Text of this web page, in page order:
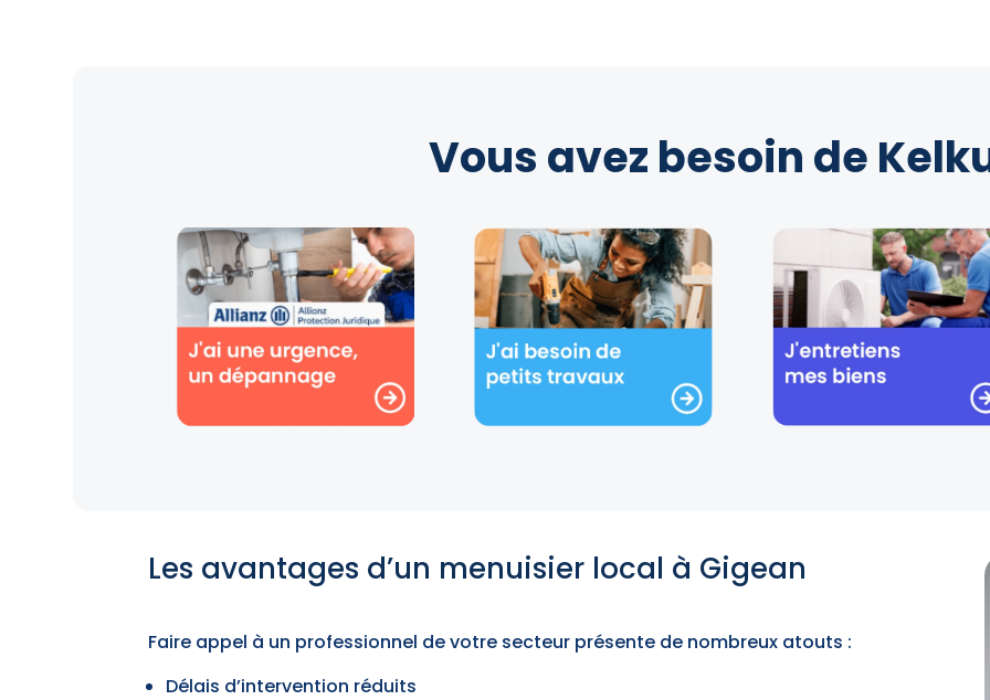
Vous avez besoin de
Les avantages d’un menuisier local à Gigean
Faire appel à un professionnel de votre secteur présente de nombreux atouts :
Délais d’intervention réduits